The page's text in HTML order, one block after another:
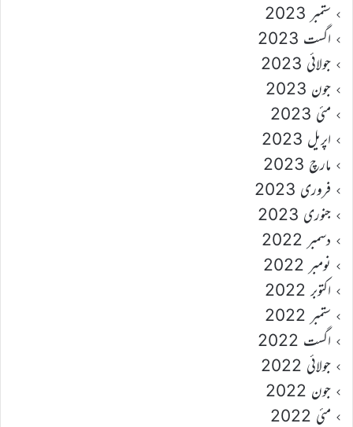
ستمبر 2023
اگست 2023
جولائی 2023
جون 2023
مئی 2023
اپریل 2023
مارچ 2023
فروری 2023
جنوری 2023
دسمبر 2022
نومبر 2022
اکتوبر 2022
ستمبر 2022
اگست 2022
جولائی 2022
جون 2022
مئی 2022